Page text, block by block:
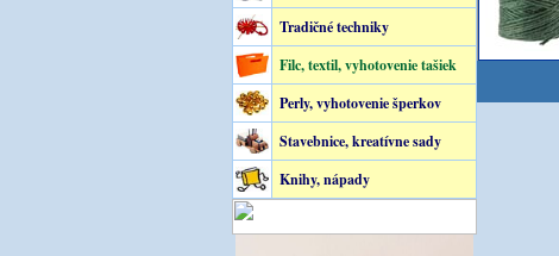
Tradičné techniky
Filc, textil, vyhotovenie tašiek
Perly, vyhotovenie šperkov
Stavebnice, kreatívne sady
Knihy, nápady